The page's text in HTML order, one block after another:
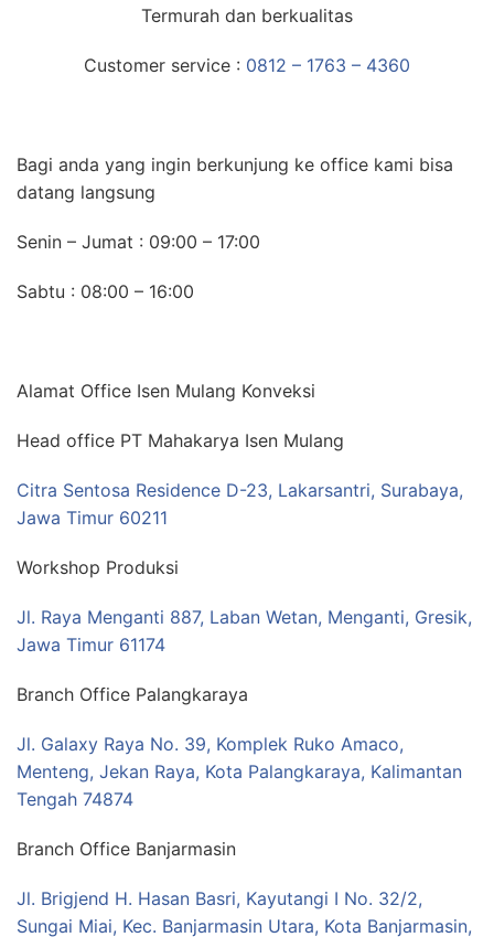
Termurah dan berkualitas
Customer service : 0812 – 1763 – 4360
Bagi anda yang ingin berkunjung ke office kami bisa
datang langsung
Senin – Jumat : 09:00 – 17:00
Sabtu : 08:00 – 16:00
Alamat Office Isen Mulang Konveksi
Head office PT Mahakarya Isen Mulang
Citra Sentosa Residence D-23, Lakarsantri, Surabaya,
Jawa Timur 60211
Workshop Produksi
Jl. Raya Menganti 887, Laban Wetan, Menganti, Gresik,
Jawa Timur 61174
Branch Office Palangkaraya
Jl. Galaxy Raya No. 39, Komplek Ruko Amaco,
Menteng, Jekan Raya, Kota Palangkaraya, Kalimantan
Tengah 74874
Branch Office Banjarmasin
Jl. Brigjend H. Hasan Basri, Kayutangi I No. 32/2,
Sungai Miai, Kec. Banjarmasin Utara, Kota Banjarmasin,